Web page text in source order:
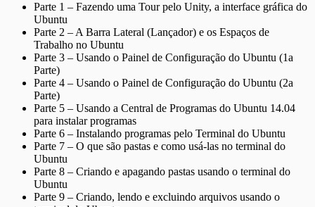
Parte 1 – Fazendo uma Tour pelo Unity, a interface gráfica do
Ubuntu
Parte 2 – A Barra Lateral (Lançador) e os Espaços de
Trabalho no Ubuntu
Parte 3 – Usando o Painel de Configuração do Ubuntu (1a
Parte)
Parte 4 – Usando o Painel de Configuração do Ubuntu (2a
Parte)
Parte 5 – Usando a Central de Programas do Ubuntu 14.04
para instalar programas
Parte 6 – Instalando programas pelo Terminal do Ubuntu
Parte 7 – O que são pastas e como usá-las no terminal do
Ubuntu
Parte 8 – Criando e apagando pastas usando o terminal do
Ubuntu
Parte 9 – Criando, lendo e excluindo arquivos usando o